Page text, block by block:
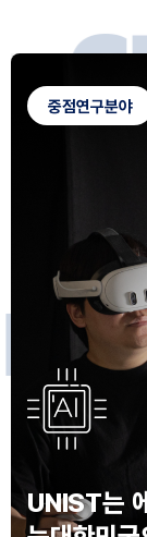
G
C
F
NN
중점연구분야
UNIST는